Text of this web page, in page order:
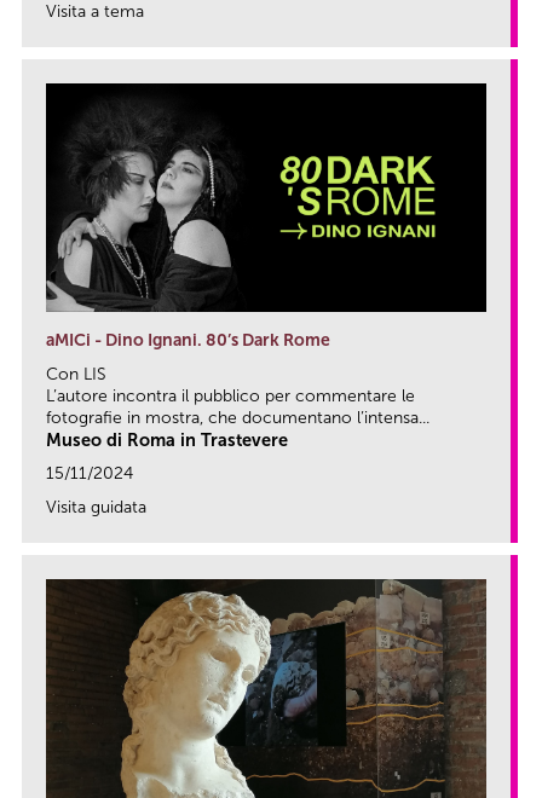
Visita a tema
aMICi - Dino Ignani. 80’s Dark Rome
Con LIS
L’autore incontra il pubblico per commentare le
fotografie in mostra, che documentano l’intensa...
Museo di Roma in Trastevere
15/11/2024
Visita guidata